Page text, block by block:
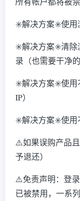
✳️解决方案✳️使用
✳️解决方案✳️清除
录（也需要干净的
✳️解决方案✳️使用
IP）
✳️解决方案✳️使用
⚠️如果误购产品
予退还）
⚠️免责声明：登
已被禁用，一系